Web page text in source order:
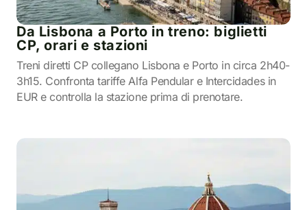
Da Lisbona a Porto in treno: biglietti
CP, orari e stazioni
Treni diretti CP collegano Lisbona e Porto in circa 2h40-
3h15. Confronta tariffe Alfa Pendular e Intercidades in
EUR e controlla la stazione prima di prenotare.